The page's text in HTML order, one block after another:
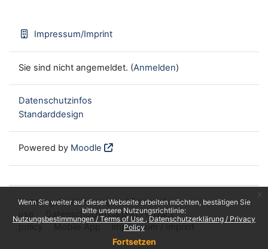
Wenn Sie weiter auf dieser Webseite arbeiten möchten, bestätigen Sie
bitte unsere Nutzungsrichtlinie:
Nutzungsbestimmungen / Terms of Use
Datenschutzerklärung / Privacy
Policy
Fortsetzen
Impressum/Imprint
Sie sind nicht angemeldet. (Anmelden)
Datenschutzinfos
Standarddesign
Powered by Moodle
Nutzungsbestimmungen / Terms of
use
Datenschutzerklärung / Privacy
policy
Mobile App Impressum / Imprint